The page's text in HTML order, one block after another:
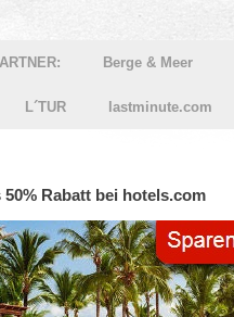
Berge & Meer
L´TUR lastminute.com
Rabatt bei hotels.com